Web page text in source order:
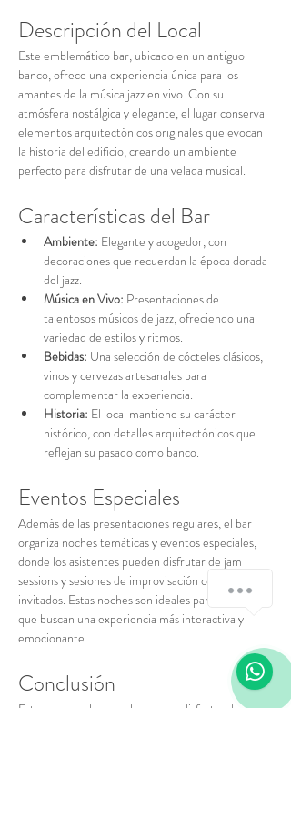
Descripción del Local
Este emblemático bar, ubicado en un antiguo
banco, ofrece una experiencia única para los
amantes de la música jazz en vivo. Con su
atmósfera nostálgica y elegante, el lugar conserva
elementos arquitectónicos originales que evocan
la historia del edificio, creando un ambiente
perfecto para disfrutar de una velada musical.
Características del Bar
Ambiente: Elegante y acogedor, con
decoraciones que recuerdan la época dorada
del jazz.
Música en Vivo: Presentaciones de
talentosos músicos de jazz, ofreciendo una
variedad de estilos y ritmos.
Bebidas: Una selección de cócteles clásicos,
vinos y cervezas artesanales para
complementar la experiencia.
Historia: El local mantiene su carácter
histórico, con detalles arquitectónicos que
reflejan su pasado como banco.
Eventos Especiales
Además de las presentaciones regulares, el bar
organiza noches temáticas y eventos especiales,
donde los asistentes pueden disfrutar de jam
sessions y sesiones de improvisación con músicos
invitados. Estas noches son ideales para aquellos
que buscan una experiencia más interactiva y
emocionante.
Conclusión
Este bar no solo es un lugar para disfrutar de